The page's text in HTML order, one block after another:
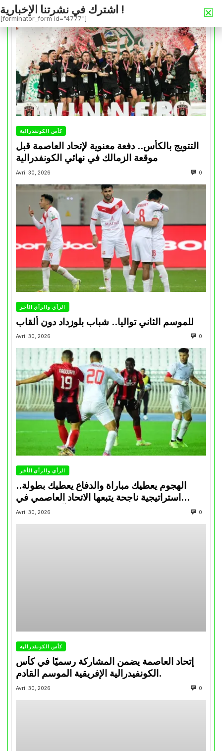
كأس الكونفدرالية
التتويج بالكأس.. دفعة معنوية لإتحاد العاصمة قبل
موقعة الزمالك في نهائي الكونفدرالية
Avril 30, 2026 0
الرأي والرأي الأخر
للموسم الثاني تواليا.. شباب بلوزداد دون ألقاب
Avril 30, 2026 0
الرأي والرأي الأخر
الهجوم يعطيك مباراة والدفاع يعطيك بطولة..
استراتيجية ناجحة يتبعها الاتحاد العاصمي في
تتويجاته آخر السنوات
Avril 30, 2026 0
كأس الكونفدرالية
إتحاد العاصمة يضمن المشاركة رسميًا في كأس
الكونفيدرالية الإفريقية الموسم القادم.
Avril 30, 2026 0
اشترك في نشرتنا الإخبارية !
[forminator_form id="4777"]